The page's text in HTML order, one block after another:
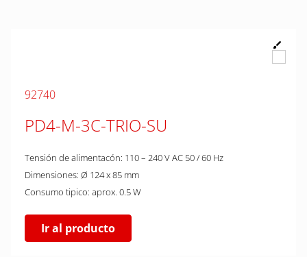
92740
PD4-M-3C-TRIO-SU
Tensión de alimentacón: 110 – 240 V AC 50 / 60 Hz
Dimensiones: Ø 124 x 85 mm
Consumo tipico: aprox. 0.5 W
Ir al producto